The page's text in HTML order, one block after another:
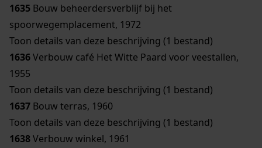
1635 Bouw beheerdersverblijf bij het
spoorwegemplacement, 1972
Toon details van deze beschrijving (1 bestand)
1636Verbouw café Het Witte Paard voor veestallen,
1955
Toon details van deze beschrijving (1 bestand)
1637 Bouw terras, 1960
Toon details van deze beschrijving (1 bestand)
1638Verbouw winkel, 1961